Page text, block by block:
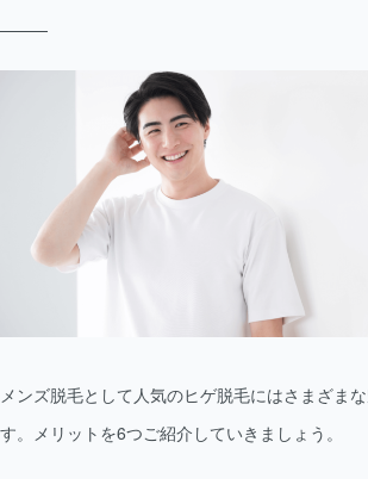
メンズ脱毛として人気のヒゲ脱毛にはさまざま
す。メリットを6つご紹介していきましょう。